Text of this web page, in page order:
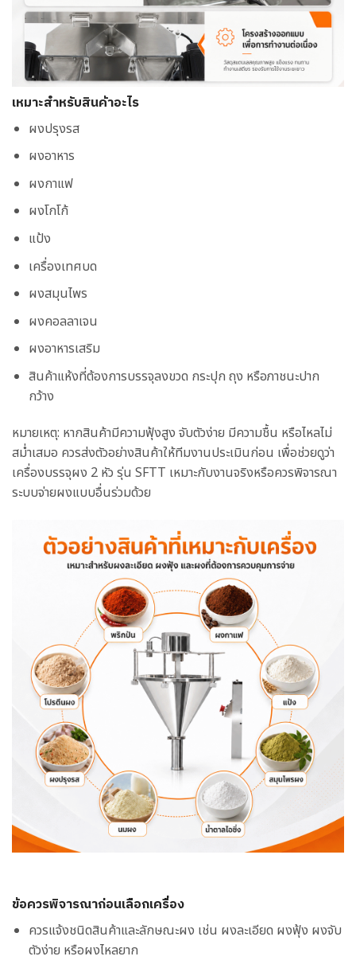
เหมาะสำหรับสินค้าอะไร
ผงปรุงรส
ผงอาหาร
ผงกาแฟ
ผงโกโก้
แป้ง
เครื่องเทศบด
ผงสมุนไพร
ผงคอลลาเจน
ผงอาหารเสริม
สินค้าแห้งที่ต้องการบรรจุลงขวด กระปุก ถุง หรือภาชนะปาก
กว้าง
หมายเหตุ: หากสินค้ามีความฟุ้งสูง จับตัวง่าย มีความชื้น หรือไหลไม่
สม่ำเสมอ ควรส่งตัวอย่างสินค้าให้ทีมงานประเมินก่อน เพื่อช่วยดูว่า
เครื่องบรรจุผง 2 หัว รุ่น SFTT เหมาะกับงานจริงหรือควรพิจารณา
ระบบจ่ายผงแบบอื่นร่วมด้วย
ข้อควรพิจารณาก่อนเลือกเครื่อง
ควรแจ้งชนิดสินค้าและลักษณะผง เช่น ผงละเอียด ผงฟุ้ง ผงจับ
ตัวง่าย หรือผงไหลยาก